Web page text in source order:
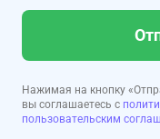
Нажимая на кнопку
вы соглашаетесь с
пользовательским